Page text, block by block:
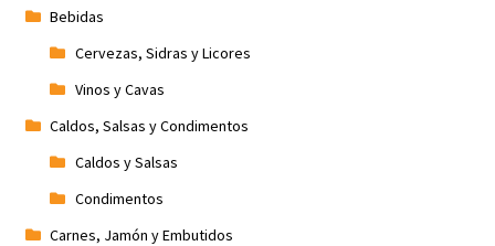
Tienda
Bebidas
Cervezas, Sidras y Licores
Vinos y Cavas
Caldos, Salsas y Condimentos
Caldos y Salsas
Condimentos
Carnes, Jamón y Embutidos